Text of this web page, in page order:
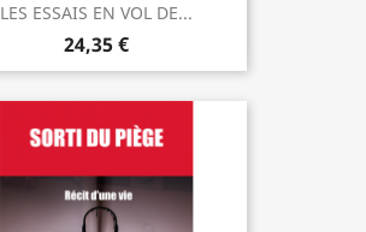
LES ESSAIS EN VOL DE...
24,35 €